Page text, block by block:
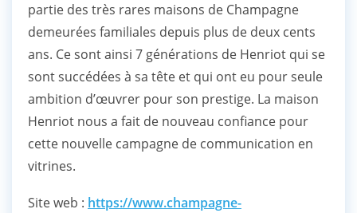
partie des très rares maisons de Champagne
demeurées familiales depuis plus de deux cents
ans. Ce sont ainsi 7 générations de Henriot qui se
sont succédées à sa tête et qui ont eu pour seule
ambition d’œuvrer pour son prestige. La maison
Henriot nous a fait de nouveau confiance pour
cette nouvelle campagne de communication en
vitrines.
Site web : https://www.champagne-